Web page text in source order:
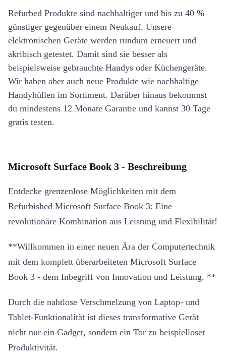
Refurbed Produkte sind nachhaltiger und bis zu 40 %
günstiger gegenüber einem Neukauf. Unsere
elektronischen Geräte werden rundum erneuert und
akribisch getestet. Damit sind sie besser als
beispielsweise gebrauchte Handys oder Küchengeräte.
Wir haben aber auch neue Produkte wie nachhaltige
Handyhüllen im Sortiment. Darüber hinaus bekommst
du mindestens 12 Monate Garantie und kannst 30 Tage
gratis testen.
Microsoft Surface Book 3 - Beschreibung
Entdecke grenzenlose Möglichkeiten mit dem
Refurbished Microsoft Surface Book 3: Eine
revolutionäre Kombination aus Leistung und Flexibilität!
**Willkommen in einer neuen Ära der Computertechnik
mit dem komplett überarbeiteten Microsoft Surface
Book 3 - dem Inbegriff von Innovation und Leistung. **
Durch die nahtlose Verschmelzung von Laptop- und
Tablet-Funktionalität ist dieses transformative Gerät
nicht nur ein Gadget, sondern ein Tor zu beispielloser
Produktivität.